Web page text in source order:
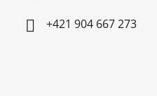
+421 904 667 273